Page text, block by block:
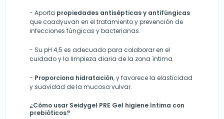
- Aporta propiedades antisépticas y antifúngicas
que coadyuvan en el tratamiento y prevención de
infecciones fúngicas y bacterianas.
- Su pH 4,5 es adecuado para colaboraren el
cuidado y la limpieza diaria de la zona íntima.
- Proporciona hidratación,yfavorecela elasticidad
y suavidad de la mucosa vulvar.
¿Cómo usar Seidygel PRE Gel higiene íntima con
prebióticos?